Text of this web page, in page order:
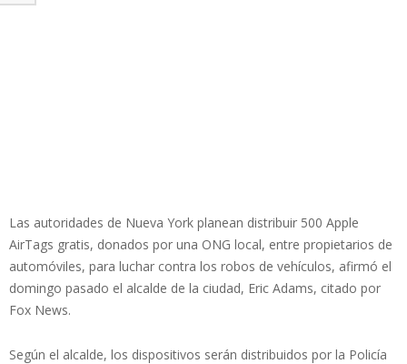
Las autoridades de Nueva York planean distribuir 500 Apple
AirTags gratis, donados por una ONG local, entre propietarios de
automóviles, para luchar contra los robos de vehículos, afirmó el
domingo pasado el alcalde de la ciudad, Eric Adams, citado por
Fox News.
Según el alcalde, los dispositivos serán distribuidos por la Policía